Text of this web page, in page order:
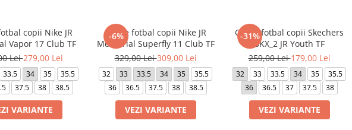
copii Nike JR
Vapor 17 Club TF
Lei279,00 Lei
33.5 34 35
35.5
37.5 38 38.5
VARIANTE
-6%
Ghete fotbal copii Nike JR
Mercurial Superfly 11 Club TF
329,00 Lei309,00 Lei
32 33 33.5 34 35
35.5
36
36.5 37.5 38 38.5
VEZI VARIANTE
-31%
Ghete fotbal copii Skechers
SKX_2 JR Youth TF
259,00 Lei179,00 Lei
32 33 33.5 34 35
35.5
36
36.5 37 37.5 38
VEZI VARIANTE